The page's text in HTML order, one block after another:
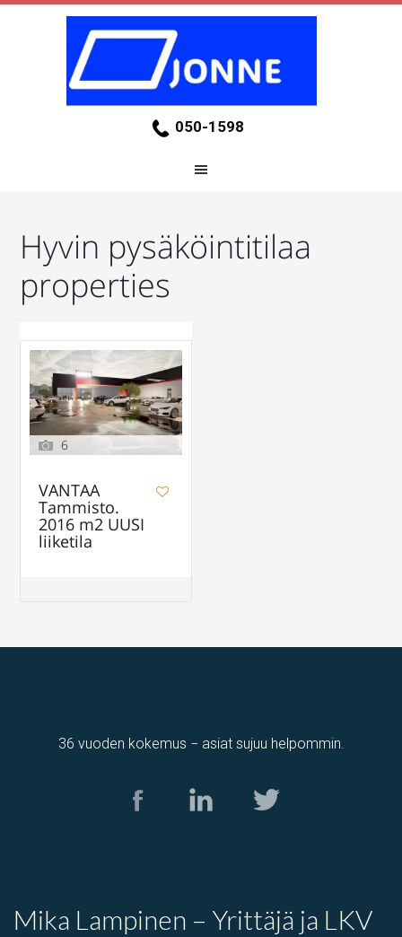
050-1598
Hyvin pysäköintitilaa
properties
6
VANTAA
Tammisto.
2016 m2 UUSI
liiketila
36 vuoden kokemus − asiat sujuu helpommin.
Mika Lampinen – Yrittäjä ja LKV